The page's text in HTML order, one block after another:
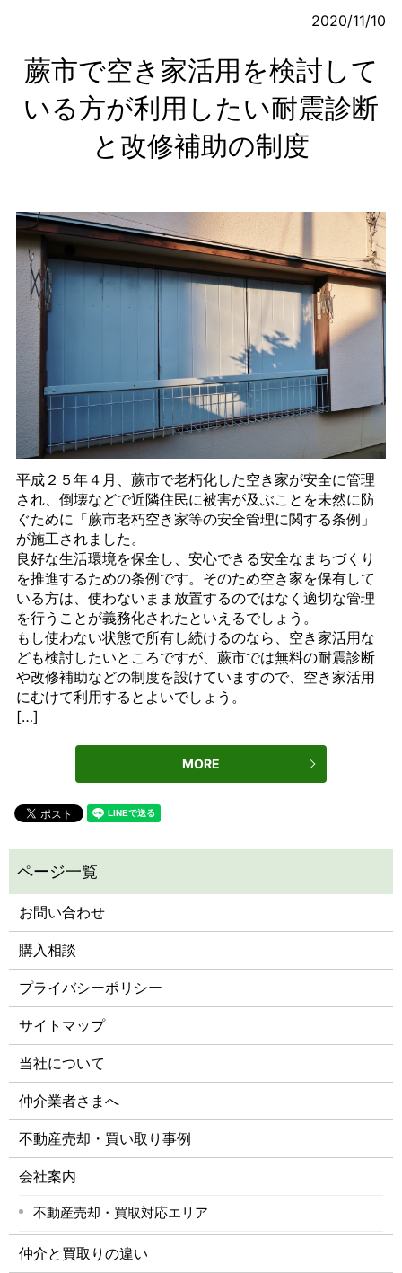
2020/11/10
蕨市で空き家活用を検討して
いる方が利用したい耐震診断
と改修補助の制度
平成２５年４月、蕨市で老朽化した空き家が安全に管理
され、倒壊などで近隣住民に被害が及ぶことを未然に防
ぐために「蕨市老朽空き家等の安全管理に関する条例」
が施工されました。
良好な生活環境を保全し、安心できる安全なまちづくり
を推進するための条例です。そのため空き家を保有して
いる方は、使わないまま放置するのではなく適切な管理
を行うことが義務化されたといえるでしょう。
もし使わない状態で所有し続けるのなら、空き家活用な
ども検討したいところですが、蕨市では無料の耐震診断
や改修補助などの制度を設けていますので、空き家活用
にむけて利用するとよいでしょう。
[…]
MORE
お問い合わせ
購入相談
プライバシーポリシー
サイトマップ
当社について
仲介業者さまへ
不動産売却・買い取り事例
会社案内
不動産売却・買取対応エリア
仲介と買取りの違い